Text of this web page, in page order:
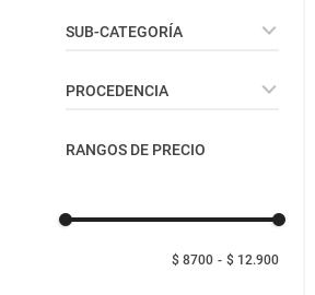
mascotas
Mezcladores - Aperitivos
SUB-CATEGORÍA
Rosado
PROCEDENCIA
RANGOS DE PRECIO
$ 8700 $ 12.900